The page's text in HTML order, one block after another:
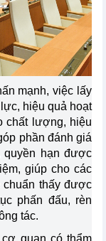
mạnh, việc lấy
hiệu quả hoạt
chất lượng, hiệu
phần đánh giá
quyền hạn được
giúp cho các
thấy được
phấn đấu, rèn
tác.
quan có thẩm